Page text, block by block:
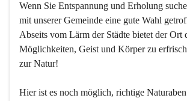
Wenn Sie Entspannung und Erholung
mit unserer Gemeinde eine gute Wahl
Abseits vom Lärm der Städte bietet der Ort
Möglichkeiten, Geist und Körper zu
zur Natur!
Hier ist es noch möglich, richtige